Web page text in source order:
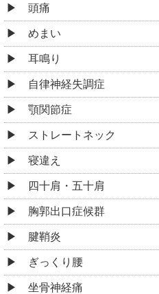
頭痛
めまい
耳鳴り
自律神経失調症
顎関節症
ストレートネック
寝違え
四十肩・五十肩
胸郭出口症候群
腱鞘炎
ぎっくり腰
坐骨神経痛